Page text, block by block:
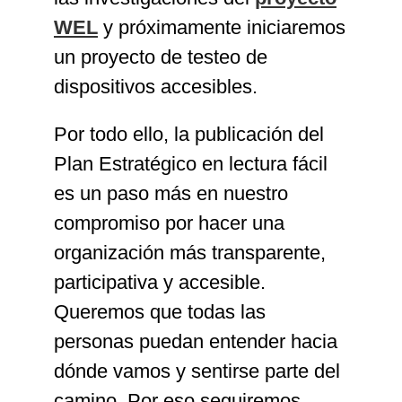
WEL
y próximamente iniciaremos
un proyecto de testeo de
dispositivos accesibles.
Por todo ello, la publicación del
Plan Estratégico en lectura fácil
es un paso más en nuestro
compromiso por hacer una
organización más transparente,
participativa y accesible.
Queremos que todas las
personas puedan entender hacia
dónde vamos y sentirse parte del
camino. Por eso seguiremos